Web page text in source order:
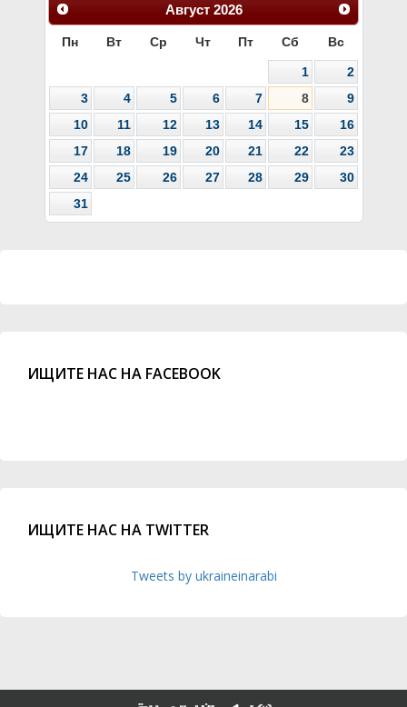
Август 2026
Пн Вт Ср Чт Пт Сб Вс
1
2
3
4 5 6 7 8
9
10
11 12 13 14 15
16
17
18 19 20 21 22
23
24
25 26 27 28 29
30
31
ИЩИТЕ НАС НА FACEBOOK
ИЩИТЕ НАС НА TWITTER
Tweets by ukraineinarabi